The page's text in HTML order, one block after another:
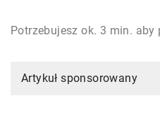
Potrzebujesz ok. 3 min. aby
Artykuł sponsorowany